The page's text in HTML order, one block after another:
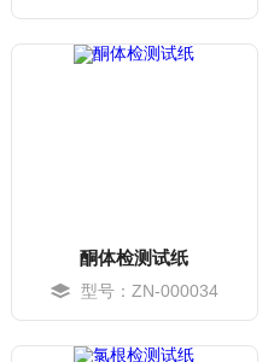
酮体检测试纸
型号：ZN-000034